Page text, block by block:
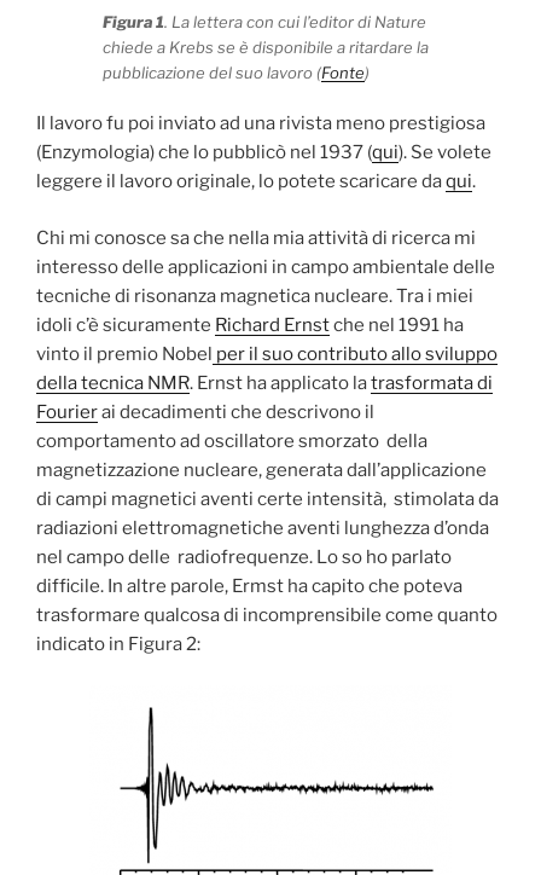
Figura 1. La lettera con cui l’editor di Nature
chiede a Krebs se è disponibile a ritardare la
pubblicazione del suo lavoro (Fonte)
Il lavoro fu poi inviato ad una rivista meno prestigiosa
(Enzymologia) che lo pubblicò nel 1937 (qui). Se volete
leggere il lavoro originale, lo potete scaricare daqui.
Chi mi conosce sa che nella mia attività di ricerca mi
interesso delle applicazioni in campo ambientale delle
tecniche di risonanza magnetica nucleare. Tra i miei
idoli c’è sicuramente Richard Ernstche nel 1991 ha
vinto il premio Nobel per il suo contributo allo sviluppo
della tecnica NMR. Ernst ha applicato latrasformata di
Fourierai decadimenti che descrivono il
comportamento ad oscillatore smorzato della
magnetizzazione nucleare, generata dall’applicazione
di campi magnetici aventi certe intensità, stimolata da
radiazioni elettromagnetiche aventi lunghezza d’onda
nel campo delle radiofrequenze. Lo so ho parlato
difficile. In altre parole, Ermst ha capito che poteva
trasformare qualcosa di incomprensibile come quanto
indicato in Figura 2: